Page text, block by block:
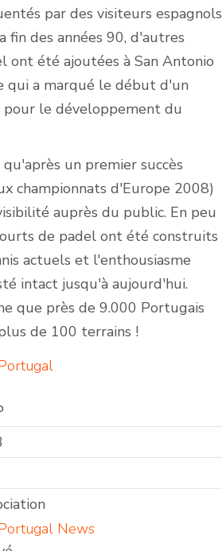
par des visiteurs espagnols
fin des années 90, d'autres
ont été ajoutées à San Antonio
qui a marqué le début d'un
le développement du
un premier succès
championnats d'Europe 2008)
auprès du public. En peu
de padel ont été construits
actuels et l'enthousiasme
intact jusqu'à aujourd'hui.
que près de 9.000 Portugais
de 100 terrains !
News